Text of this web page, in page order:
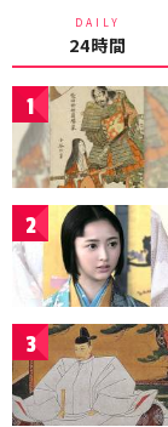
DAILY
24時間
1
2
3